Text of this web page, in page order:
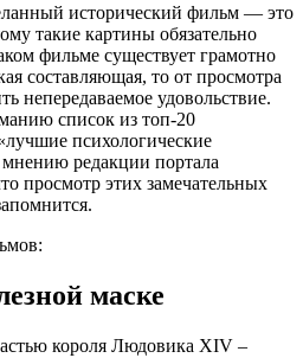
исторический фильм — это
такие картины обязательно
фильме существует грамотно
составляющая, то от просмотра
непередаваемое удовольствие.
список из топ-20
психологические
редакции портала
просмотр этих замечательных
маске
короля Людовика XIV –